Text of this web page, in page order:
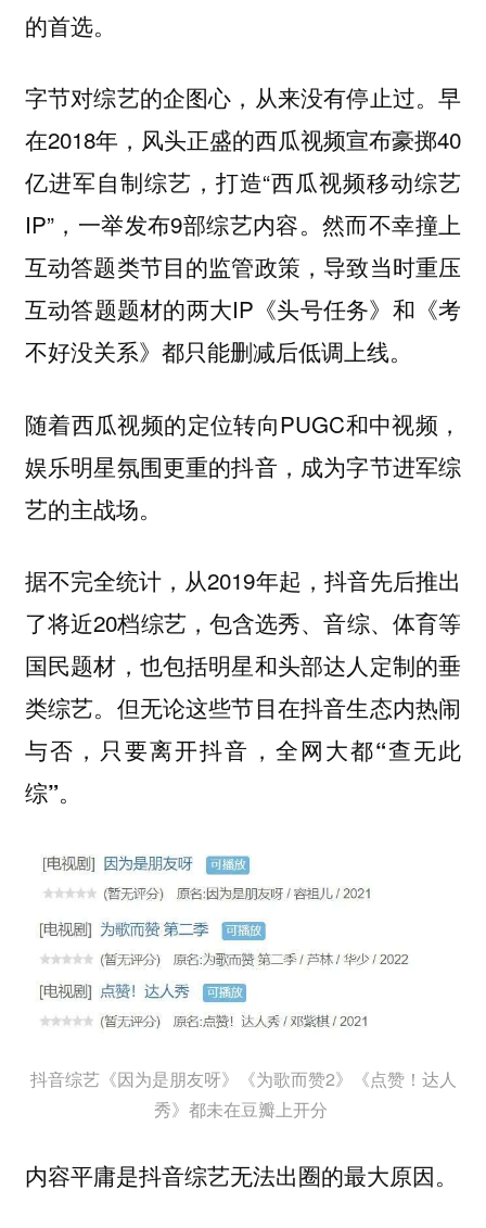
的首选。
字节对综艺的企图心，从来没有停止过。早
在2018年，风头正盛的西瓜视频宣布豪掷40
亿进军自制综艺，打造“西瓜视频移动综艺
IP”，一举发布9部综艺内容。然而不幸撞上
互动答题类节目的监管政策，导致当时重压
互动答题题材的两大IP《头号任务》和《考
不好没关系》都只能删减后低调上线。
随着西瓜视频的定位转向PUGC和中视频，
娱乐明星氛围更重的抖音，成为字节进军综
艺的主战场。
据不完全统计，从2019年起，抖音先后推出
了将近20档综艺，包含选秀、音综、体育等
国民题材，也包括明星和头部达人定制的垂
类综艺。但无论这些节目在抖音生态内热闹
与否， 只要离开抖音，全网大都“查无此
综”。
抖音综艺《因为是朋友呀》《为歌而赞2》《点赞！达人
秀》都未在豆瓣上开分
内容平庸是抖音综艺无法出圈的最大原因。